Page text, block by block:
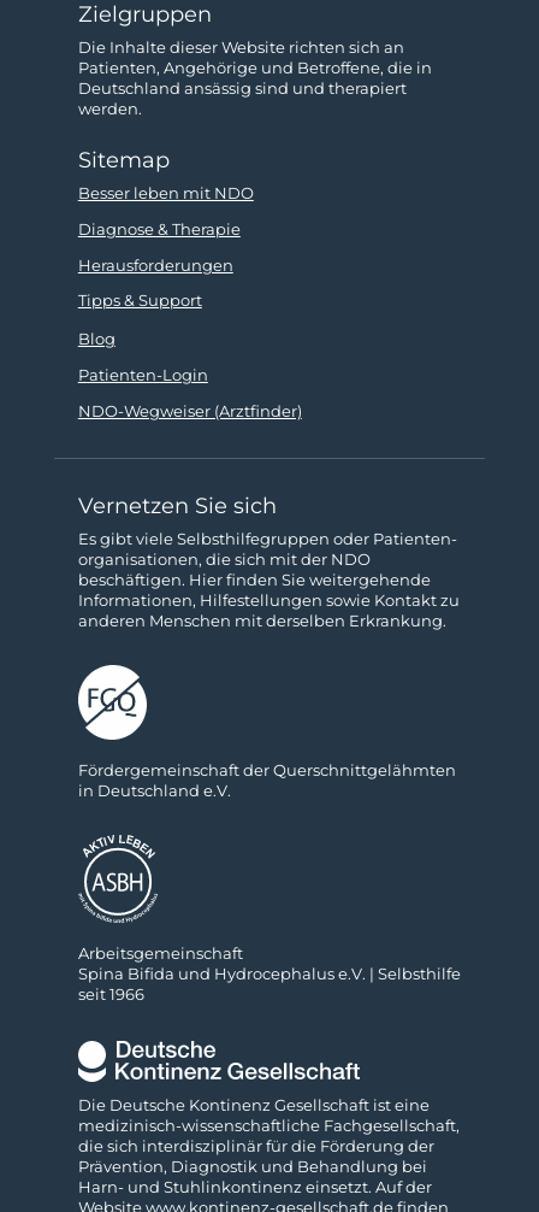
Zielgruppen
Die Inhalte dieser Website richten sich an
Patienten, Angehörige und Betroffene, die in
Deutschland ansässig sind und therapiert
werden.
Sitemap
Besser leben mit NDO
Diagnose & Therapie
Herausforderungen
Tipps & Support
Blog
Patienten-Login
NDO-Wegweiser (Arztfinder)
Vernetzen Sie sich
Es gibt viele Selbsthilfe­gruppen oder Patienten­­
organisationen, die sich mit der NDO
beschäftigen. Hier finden Sie weitergehende
Informa­tionen, Hilfestellungen sowie Kon­takt zu
anderen Menschen mit derselben Erkrankung.
För­der­ge­mein­schaft der Quer­schnitt­ge­lähm­ten
in Deutsch­land e.V.
Ar­beits­ge­mein­schaft
Spina Bifida und Hydro­cephalus e.V. | Selbs­thilfe
seit 1966
Die Deutsche Kontinenz Gesellschaft ist eine
medizinisch-wissenschaftliche Fach­gesellschaft,
die sich interdisziplinär für die Förderung der
Prävention, Diagnostik und Behandlung bei
Harn- und Stuhl­inkontinenz einsetzt. Auf der
Website www.kontinenz-gesellschaft.definden